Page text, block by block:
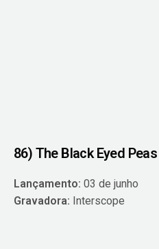
86) The Black Eyed Peas
Lançamento: 03 de junho
Gravadora: Interscope